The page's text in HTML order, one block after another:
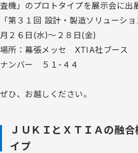
査機」のプロトタイプを展示会に出
「第３１回 設計・製造ソリューシ
月２６日(水)～２８日(金)
場所：幕張メッセ XTIA社ブース
ナンバー ５１-４４
ぜひ、お越しください。
ＪＵＫＩとＸＴＩＡの融
イプ